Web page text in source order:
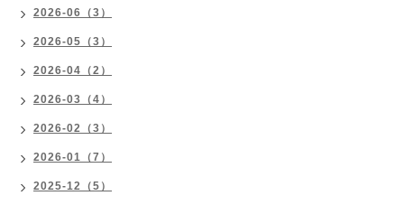
2026-06（3）
2026-05（3）
2026-04（2）
2026-03（4）
2026-02（3）
2026-01（7）
2025-12（5）